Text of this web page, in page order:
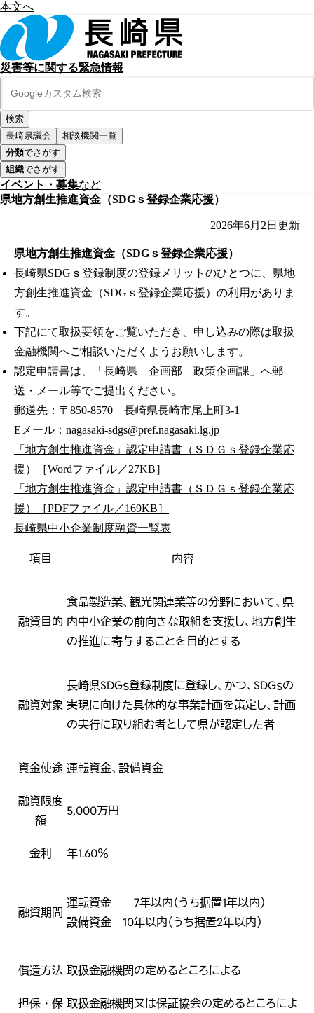
本文へ
災害等に関する緊急情報
長崎県議会
相談機関一覧
分類でさがす
組織でさがす
イベント・募集など
県地方創生推進資金（SDGｓ登録企業応援）
2026年6月2日 更新
県地方創生推進資金（SDGｓ登録企業応援）
長崎県SDGｓ登録制度の登録メリットのひとつに、県地
方創生推進資金（SDGｓ登録企業応援）の利用がありま
す。
下記にて取扱要領をご覧いただき、申し込みの際は取扱
金融機関へご相談いただくようお願いします。
認定申請書は、「長崎県 企画部 政策企画課」へ郵
送・メール等でご提出ください。
郵送先：〒850-8570 長崎県長崎市尾上町3-1
Eメール：nagasaki-sdgs@pref.nagasaki.lg.jp
「地方創生推進資金」認定申請書（ＳＤＧｓ登録企業応
援）［Wordファイル／27KB］
「地方創生推進資金」認定申請書（ＳＤＧｓ登録企業応
援）［PDFファイル／169KB］
長崎県中小企業制度融資一覧表
項目 内容
融資目的
食品製造業、観光関連業等の分野において、県
内中小企業の前向きな取組を支援し、地方創生
の推進に寄与することを目的とする
融資対象
長崎県SDGｓ登録制度に登録し、かつ、SDGｓの
実現に向けた具体的な事業計画を策定し、計画
の実行に取り組む者として県が認定した者
資金使途 運転資金、設備資金
融資限度
額
5,000万円
金利 年1.60％
融資期間
運転資金 7年以内（うち据置1年以内）
設備資金 10年以内（うち据置2年以内）
償還方法 取扱金融機関の定めるところによる
担保・保 取扱金融機関又は保証協会の定めるところによ